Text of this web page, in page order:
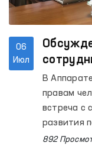
06
Июл
насилию
В
правам
встреча с
развития
892